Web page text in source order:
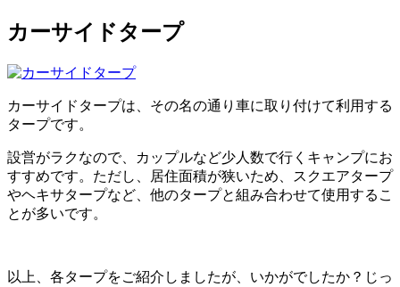
カーサイドタープ
カーサイドタープは、その名の通り車に取り付けて利用する
タープです。
設営がラクなので、カップルなど少人数で行くキャンプにお
すすめです。ただし、居住面積が狭いため、スクエアタープ
やヘキサタープなど、他のタープと組み合わせて使用するこ
とが多いです。
以上、各タープをご紹介しましたが、いかがでしたか？じっ